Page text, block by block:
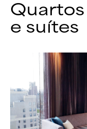
e suítes